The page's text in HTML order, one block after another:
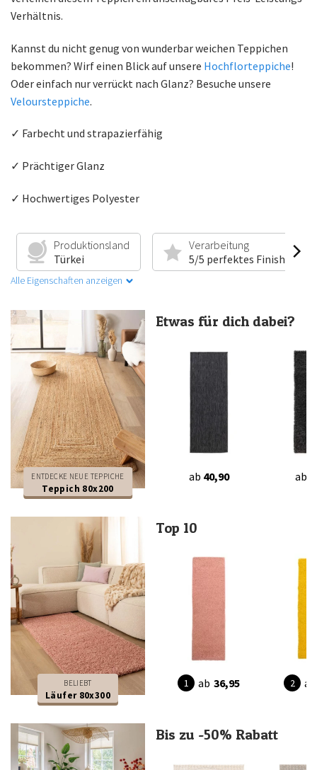
Verhältnis.
Kannst du nicht genug von wunderbar weichen Teppichen
bekommen? Wirf einen Blick auf unsere Hochflorteppiche!
Oder einfach nur verrückt nach Glanz? Besuche unsere
Veloursteppiche.
✓ Farbecht und strapazierfähig
✓ Prächtiger Glanz
✓ Hochwertiges Polyester
Produktionsland
Türkei
Verarbeitung
5/5 perfektes Finish
Alle Eigenschaften anzeigen
ENTDECKE NEUE TEPPICHE
Teppich 80x200
Etwas für dich dabei?
ab 40,90 ab
BELIEBT
Läufer 80x300
Top 10
ab 36,95 ab
Bis zu -50% Rabatt